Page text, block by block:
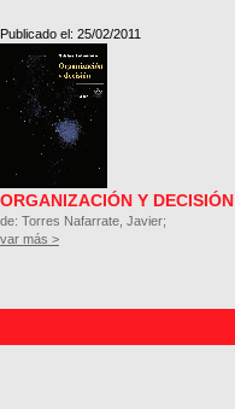
Publicado el: 25/02/2011
ORGANIZACIÓN Y DECISIÓN
de: Torres Nafarrate, Javier;
var más >